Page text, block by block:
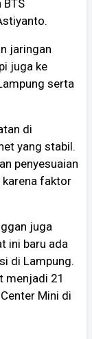
BTS
jaringan
juga ke
serta
di
yang stabil.
penyesuaian
karena faktor
juga
ini baru ada
di Lampung.
menjadi 21
Mini di